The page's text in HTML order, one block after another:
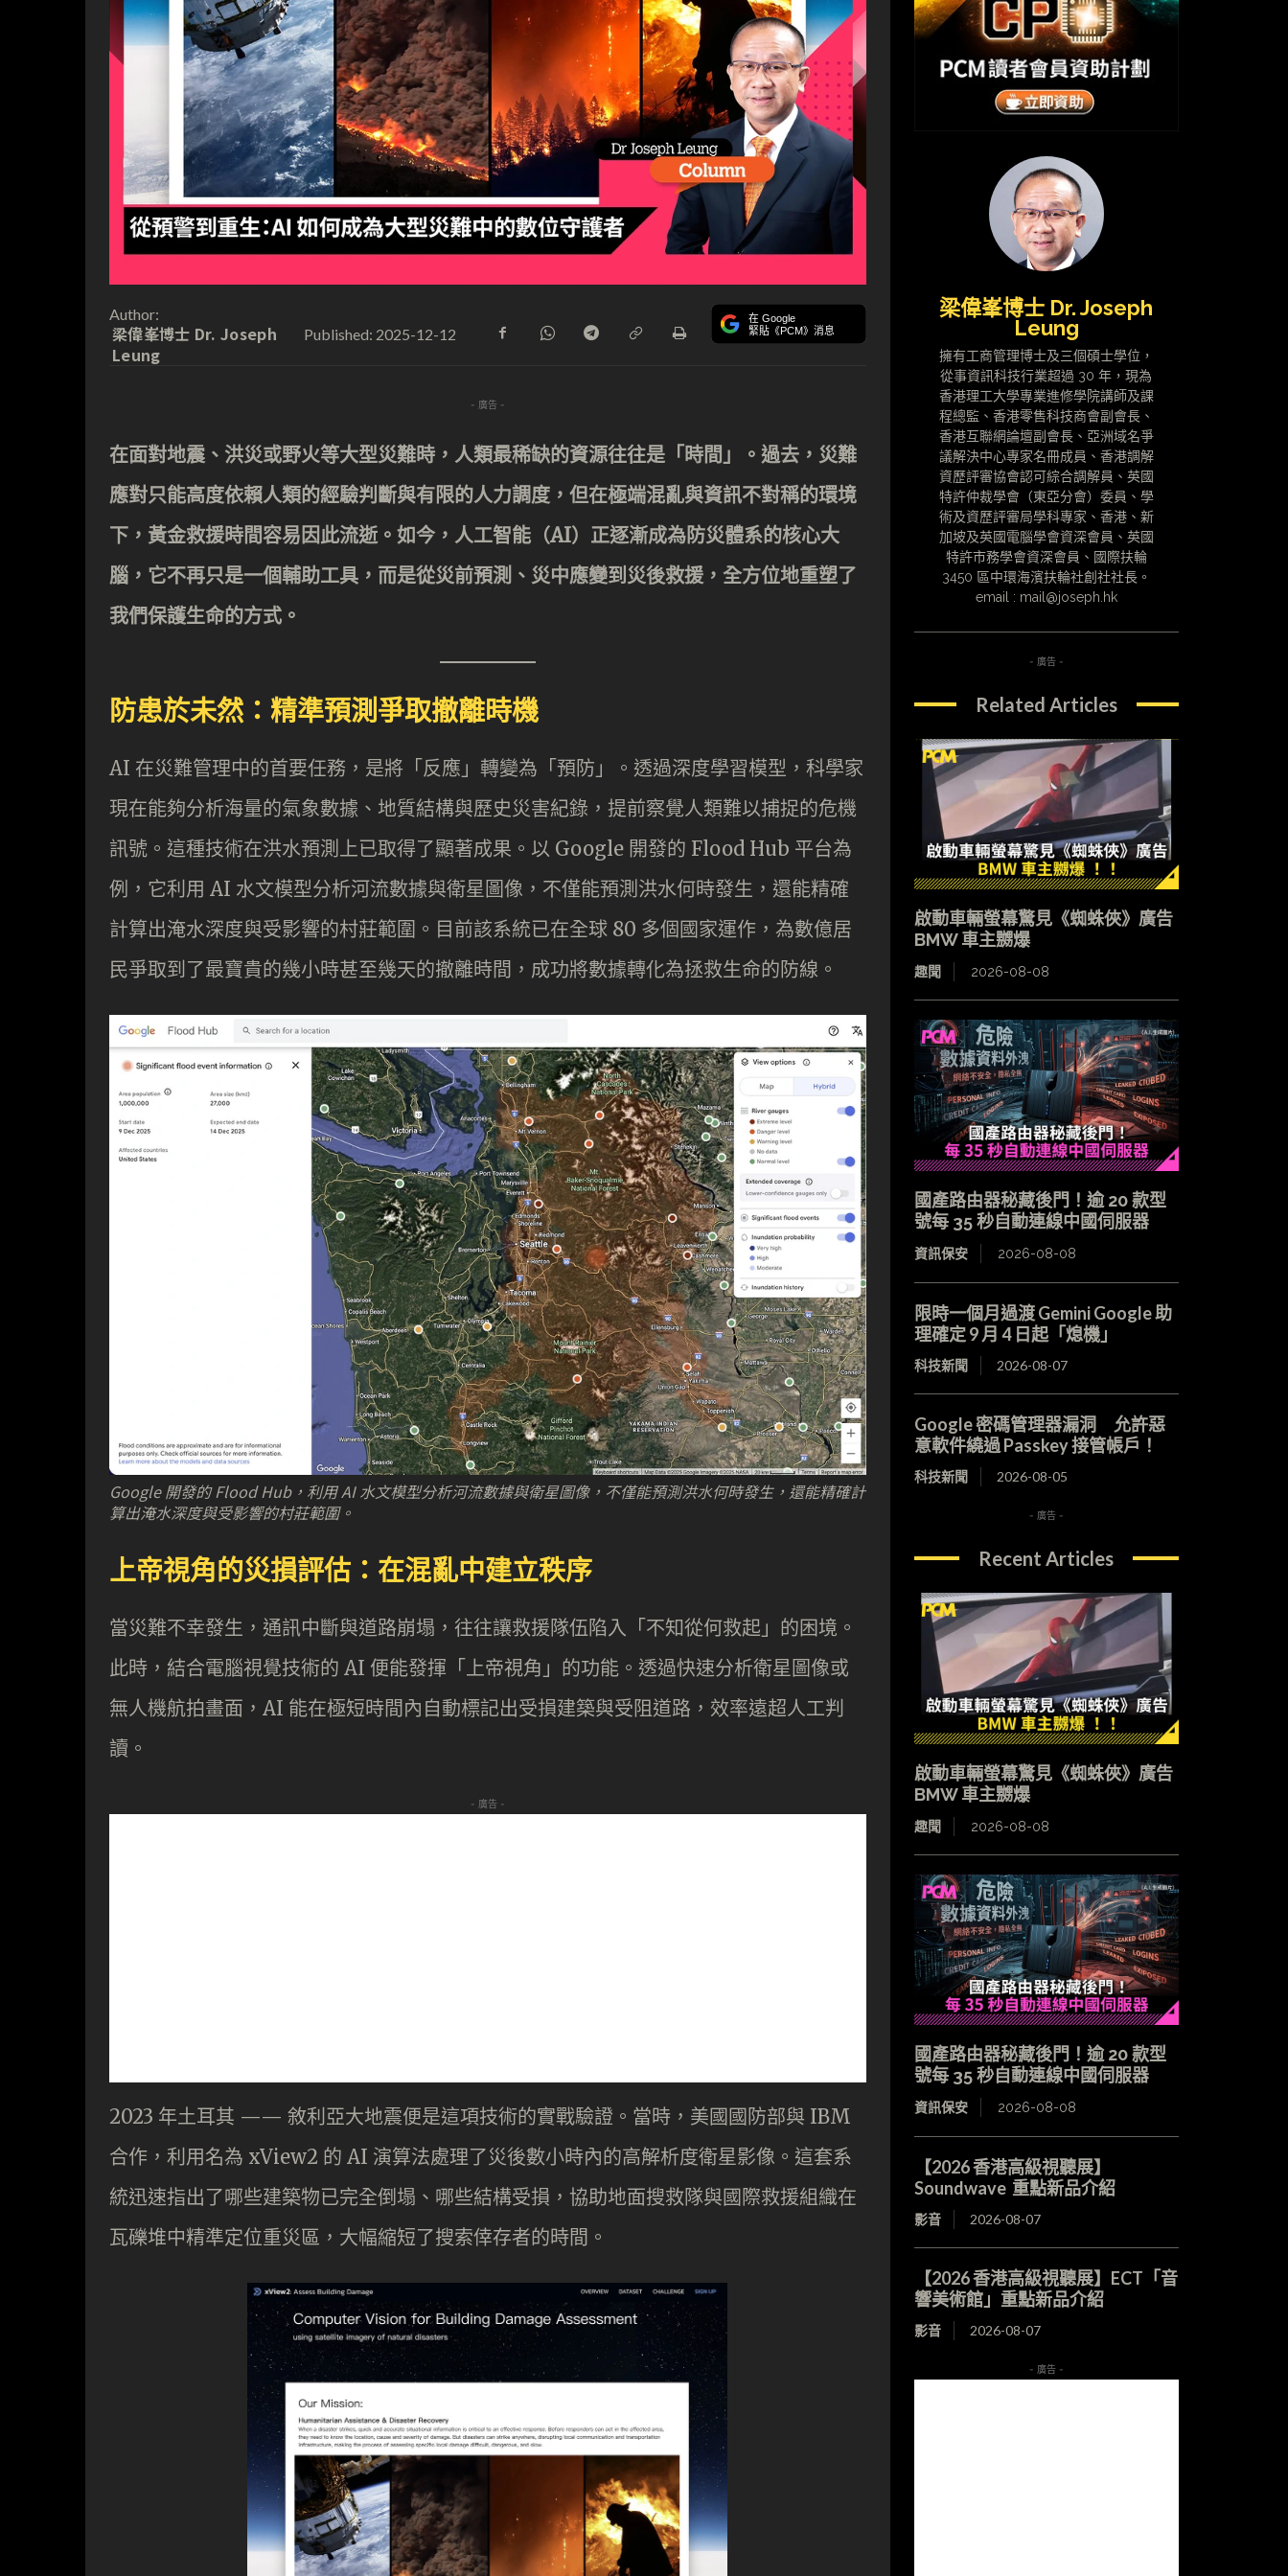
Author:
梁偉峯博士 Dr. Joseph
Leung
Published: 2025-12-12
在 Google
緊貼《PCM》消息
- 廣告 -
在面對地震、洪災或野火等大型災難時，人類最稀缺的資源往往是「時間」。過去，災難
應對只能高度依賴人類的經驗判斷與有限的人力調度，但在極端混亂與資訊不對稱的環境
下，黃金救援時間容易因此流逝。如今，人工智能（AI）正逐漸成為防災體系的核心大
腦，它不再只是一個輔助工具，而是從災前預測、災中應變到災後救援，全方位地重塑了
我們保護生命的方式。
防患於未然：精準預測爭取撤離時機
AI 在災難管理中的首要任務，是將「反應」轉變為「預防」。透過深度學習模型，科學家
現在能夠分析海量的氣象數據、地質結構與歷史災害紀錄，提前察覺人類難以捕捉的危機
訊號。這種技術在洪水預測上已取得了顯著成果。以 Google 開發的 Flood Hub 平台為
例，它利用 AI 水文模型分析河流數據與衛星圖像，不僅能預測洪水何時發生，還能精確
計算出淹水深度與受影響的村莊範圍。目前該系統已在全球 80 多個國家運作，為數億居
民爭取到了最寶貴的幾小時甚至幾天的撤離時間，成功將數據轉化為拯救生命的防線。
Google 開發的 Flood Hub，利用 AI 水文模型分析河流數據與衛星圖像，不僅能預測洪水何時發生，還能精確計
算出淹水深度與受影響的村莊範圍。
上帝視角的災損評估：在混亂中建立秩序
當災難不幸發生，通訊中斷與道路崩塌，往往讓救援隊伍陷入「不知從何救起」的困境。
此時，結合電腦視覺技術的 AI 便能發揮「上帝視角」的功能。透過快速分析衛星圖像或
無人機航拍畫面，AI 能在極短時間內自動標記出受損建築與受阻道路，效率遠超人工判
讀。
- 廣告 -
2023 年土耳其 —— 敘利亞大地震便是這項技術的實戰驗證。當時，美國國防部與 IBM
合作，利用名為 xView2 的 AI 演算法處理了災後數小時內的高解析度衛星影像。這套系
統迅速指出了哪些建築物已完全倒塌、哪些結構受損，協助地面搜救隊與國際救援組織在
瓦礫堆中精準定位重災區，大幅縮短了搜索倖存者的時間。
梁偉峯博士 Dr. Joseph
Leung
擁有工商管理博士及三個碩士學位，
從事資訊科技行業超過 30 年，現為
香港理工大學專業進修學院講師及課
程總監、香港零售科技商會副會長、
香港互聯網論壇副會長、亞洲域名爭
議解決中心專家名冊成員、香港調解
資歷評審協會認可綜合調解員、英國
特許仲裁學會（東亞分會）委員、學
術及資歷評審局學科專家、香港、新
加坡及英國電腦學會資深會員、英國
特許市務學會資深會員、國際扶輪
3450 區中環海濱扶輪社創社社長。
email : mail@joseph.hk
- 廣告 -
Related Articles
啟動車輛螢幕驚見《蜘蛛俠》廣告
BMW 車主嬲爆
趣聞 2026-08-08
國產路由器秘藏後門！逾 20 款型
號每 35 秒自動連線中國伺服器
資訊保安 2026-08-08
限時一個月過渡 Gemini Google 助
理確定 9 月 4 日起「熄機」
科技新聞 2026-08-07
Google 密碼管理器漏洞 允許惡
意軟件繞過 Passkey 接管帳戶！
科技新聞 2026-08-05
- 廣告 -
Recent Articles
啟動車輛螢幕驚見《蜘蛛俠》廣告
BMW 車主嬲爆
趣聞 2026-08-08
國產路由器秘藏後門！逾 20 款型
號每 35 秒自動連線中國伺服器
資訊保安 2026-08-08
【2026 香港高級視聽展】
Soundwave 重點新品介紹
影音 2026-08-07
【2026 香港高級視聽展】ECT「音
響美術館」重點新品介紹
影音 2026-08-07
- 廣告 -